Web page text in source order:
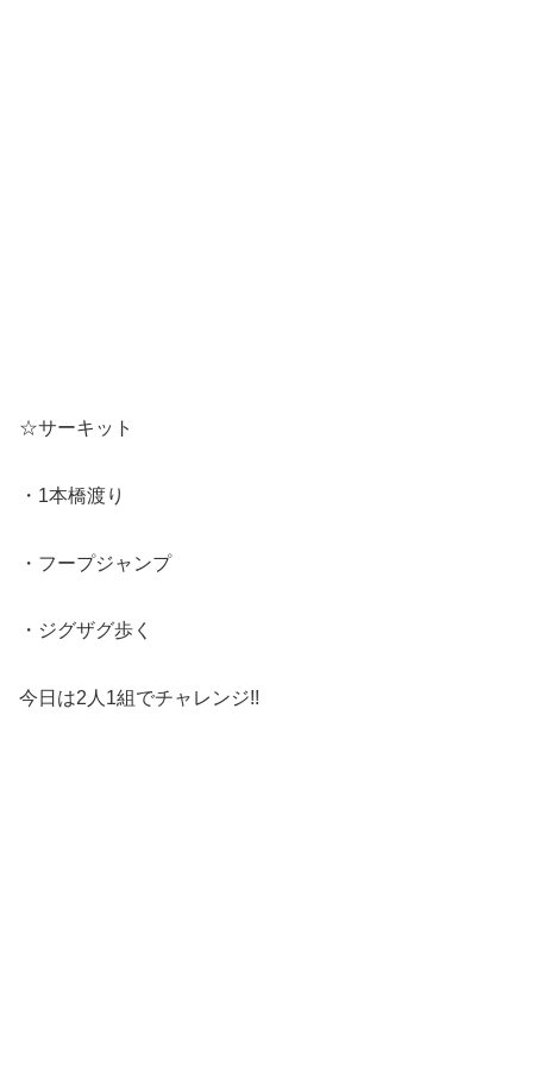
☆サーキット
・1本橋渡り
・フープジャンプ
・ジグザグ歩く
今日は2人1組でチャレンジ!!